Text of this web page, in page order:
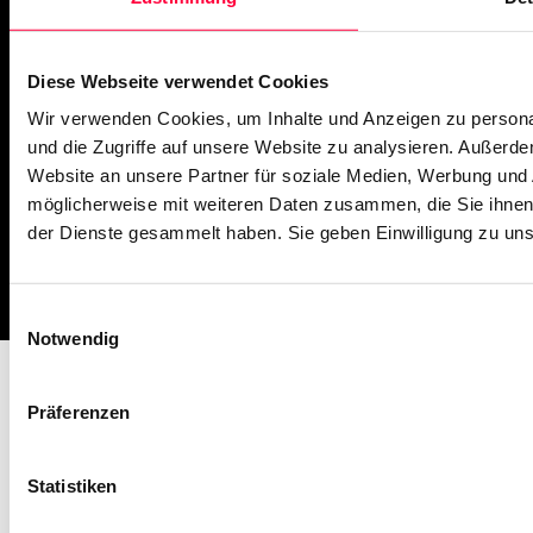
Diese Webseite verwendet Cookies
Wir verwenden Cookies, um Inhalte und Anzeigen zu
und die Zugriffe auf unsere Website zu analysieren.
Website an unsere Partner für soziale Medien, Werbung
möglicherweise mit weiteren Daten zusammen, die Sie
der Dienste gesammelt haben. Sie geben Einwilligung zu
Notwendig
Präferenzen
Statistiken